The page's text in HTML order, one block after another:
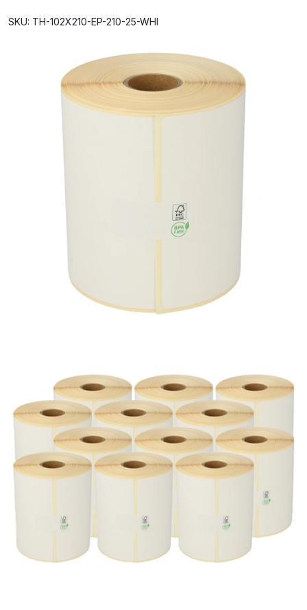
SKU: TH-102X210-EP-210-25-WHI